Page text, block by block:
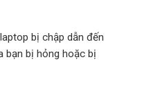
bị chập dẫn đến
bạn bị hỏng hoặc bị